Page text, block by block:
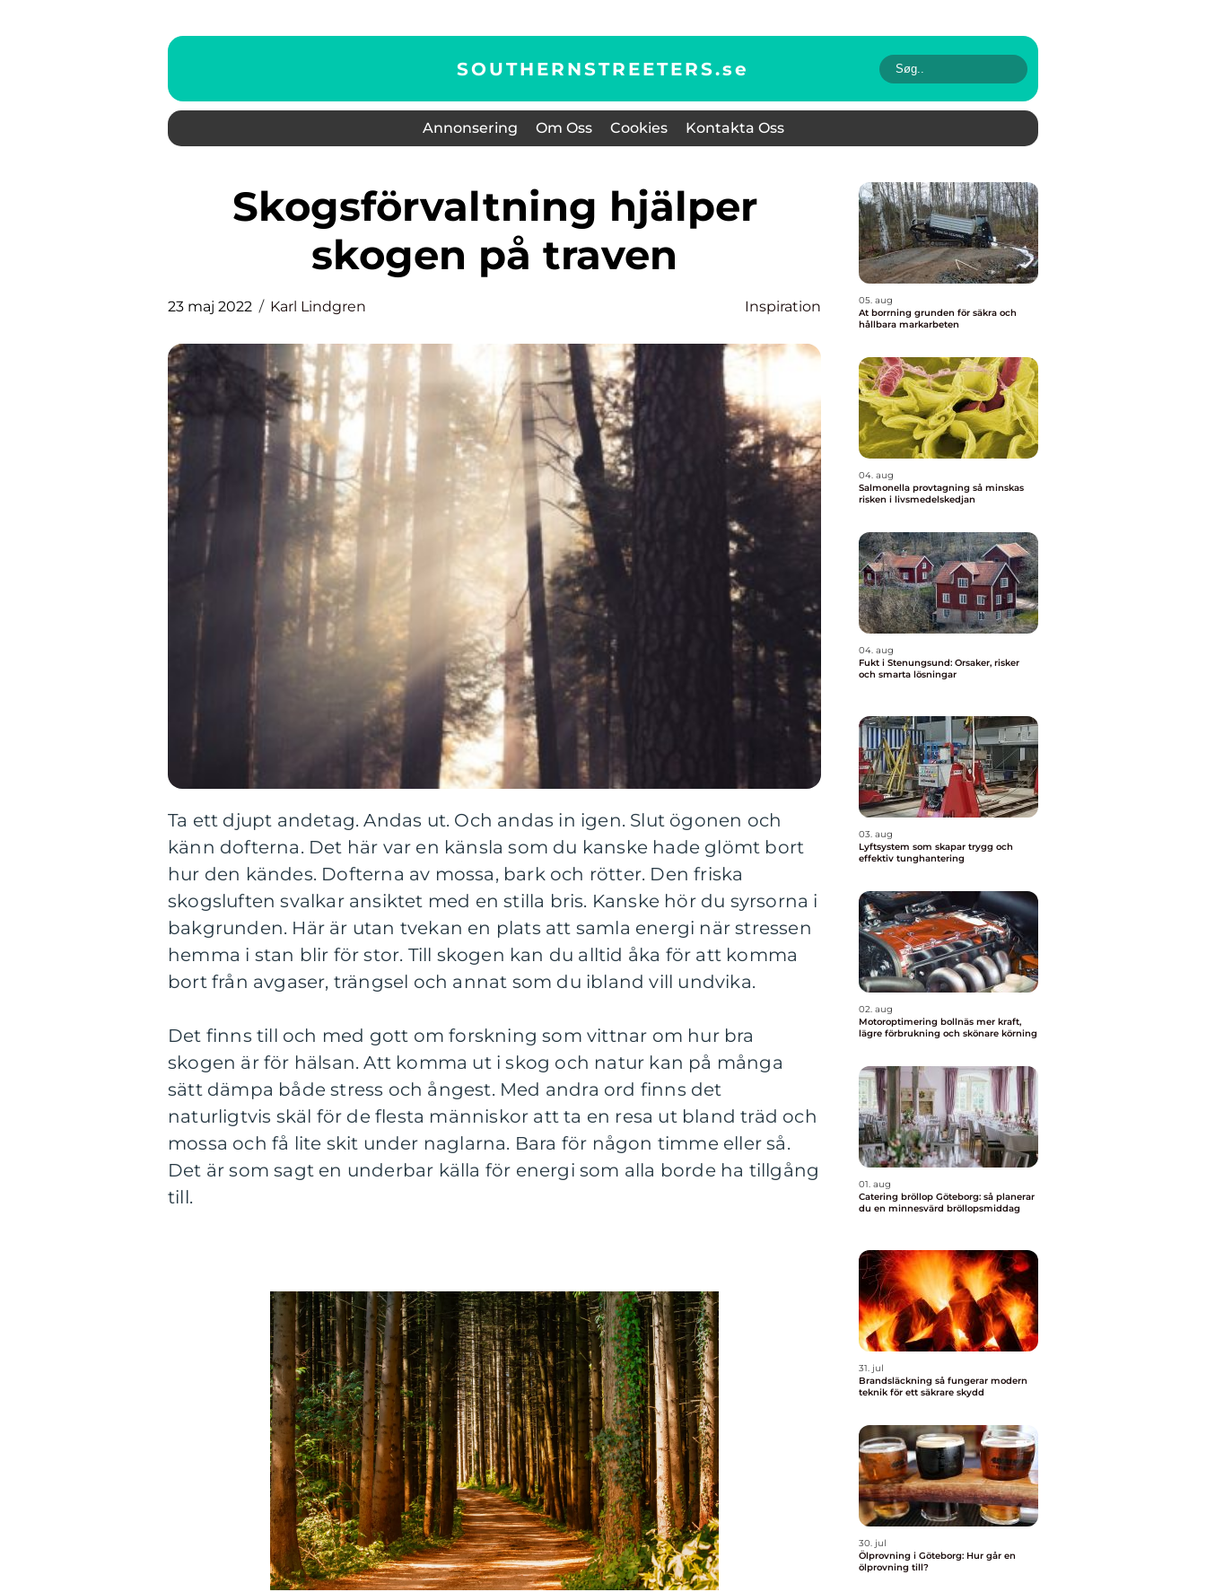
SOUTHERNSTREETERS.se
Annonsering Om Oss Cookies Kontakta Oss
Skogsförvaltning hjälper
skogen på traven
23 maj 2022 Karl Lindgren Inspiration
Ta ett djupt andetag. Andas ut. Och andas in igen. Slut ögonen och
känn dofterna. Det här var en känsla som du kanske hade glömt bort
hur den kändes. Dofterna av mossa, bark och rötter. Den friska
skogsluften svalkar ansiktet med en stilla bris. Kanske hör du syrsorna i
bakgrunden. Här är utan tvekan en plats att samla energi när stressen
hemma i stan blir för stor. Till skogen kan du alltid åka för att komma
bort från avgaser, trängsel och annat som du ibland vill undvika.
Det finns till och med gott om forskning som vittnar om hur bra
skogen är för hälsan. Att komma ut i skog och natur kan på många
sätt dämpa både stress och ångest. Med andra ord finns det
naturligtvis skäl för de flesta människor att ta en resa ut bland träd och
mossa och få lite skit under naglarna. Bara för någon timme eller så.
Det är som sagt en underbar källa för energi som alla borde ha tillgång
till.
05. aug
At borrning grunden för säkra och
hållbara markarbeten
04. aug
Salmonella provtagning så minskas
risken i livsmedelskedjan
04. aug
Fukt i Stenungsund: Orsaker, risker
och smarta lösningar
03. aug
Lyftsystem som skapar trygg och
effektiv tunghantering
02. aug
Motoroptimering bollnäs mer kraft,
lägre förbrukning och skönare körning
01. aug
Catering bröllop Göteborg: så planerar
du en minnesvärd bröllopsmiddag
31. jul
Brandsläckning så fungerar modern
teknik för ett säkrare skydd
30. jul
Ölprovning i Göteborg: Hur går en
ölprovning till?